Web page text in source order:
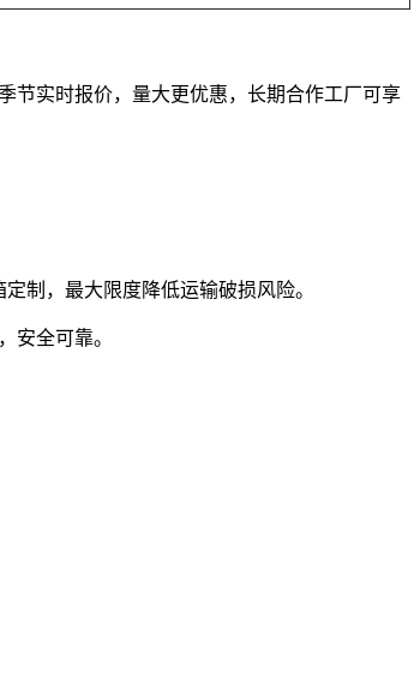
节实时报价，量大更优惠，长期合作工厂可享
制，最大限度降低运输破损风险。
安全可靠。